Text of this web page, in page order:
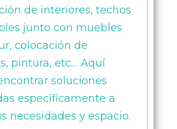
de interiores, techos
junto con muebles
colocación de
pintura, etc… Aquí
soluciones
específicamente a
necesidades y espacio.